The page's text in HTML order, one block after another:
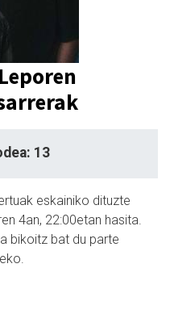
13
eskainiko dituzte
4an, 22:00etan hasita.
bikoitz bat du parte